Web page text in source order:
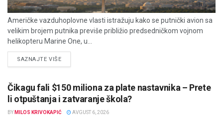
Američke vazduhoplovne vlasti istražuju kako se putnički avion sa
velikim brojem putnika previše približio predsedničkom vojnom
helikopteru Marine One, u...
SAZNAJTE VIŠEDETAILS
Čikagu fali $150 miliona za plate nastavnika – Prete
li otpuštanja i zatvaranje škola?
BY MILOS KRIVOKAPIĆ AVGUST 6, 2026